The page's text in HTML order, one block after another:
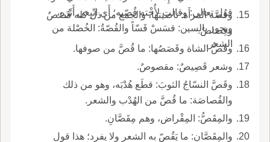
قول تعالى: وقالت لأُخْته قُصّيه؛ أَي اتّبِعي أَثَرَه،
ويجوز بالسين: قسَسْ قَسّاً والقُصّةُ: الخُصْلة من
الشعر.
وقُصَّة المرأَة: ناصيتها، والجمع من ذل كله قُصَصٌ
وقِصاصٌ.
وقَصُّ الشاة وقَصَصُها: ما قُصَّ من صوفها.
وشعر قَصِيصٌ: مقصوصٌ.
وقَصَّ النسّاجُ الثوبَ: قطَع هُدْبَه، وهو من ذلك
والقُصاصَة: ما قُصَّ من الهُدْب والشعر.
والمِقَصُّ: المِقْراض، وهم مِقَصَّانِ.
والمِقَصَّان: ما يَقُصّ به الشعر ولا يفرد؛ هذا قول